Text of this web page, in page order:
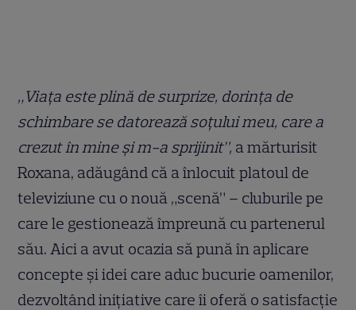
„Viața este plină de surprize, dorința de
schimbare se datorează soțului meu, care a
crezut în mine și m-a sprijinit”, a mărturisit
Roxana, adăugând că a înlocuit platoul de
televiziune cu o nouă „scenă” – cluburile pe
care le gestionează împreună cu partenerul
său. Aici a avut ocazia să pună în aplicare
concepte și idei care aduc bucurie oamenilor,
dezvoltând inițiative care îi oferă o satisfacție